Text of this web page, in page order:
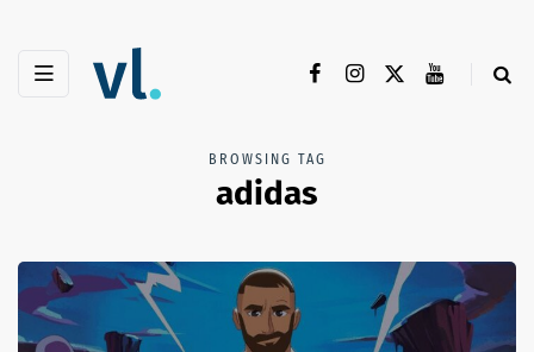
BROWSING TAG
adidas